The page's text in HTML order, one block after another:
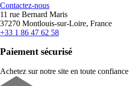
Contactez-nous
11 rue Bernard Maris
37270 Montlouis-sur-Loire, France
+33 1 86 47 62 58
Paiement sécurisé
Achetez sur notre site en toute confiance